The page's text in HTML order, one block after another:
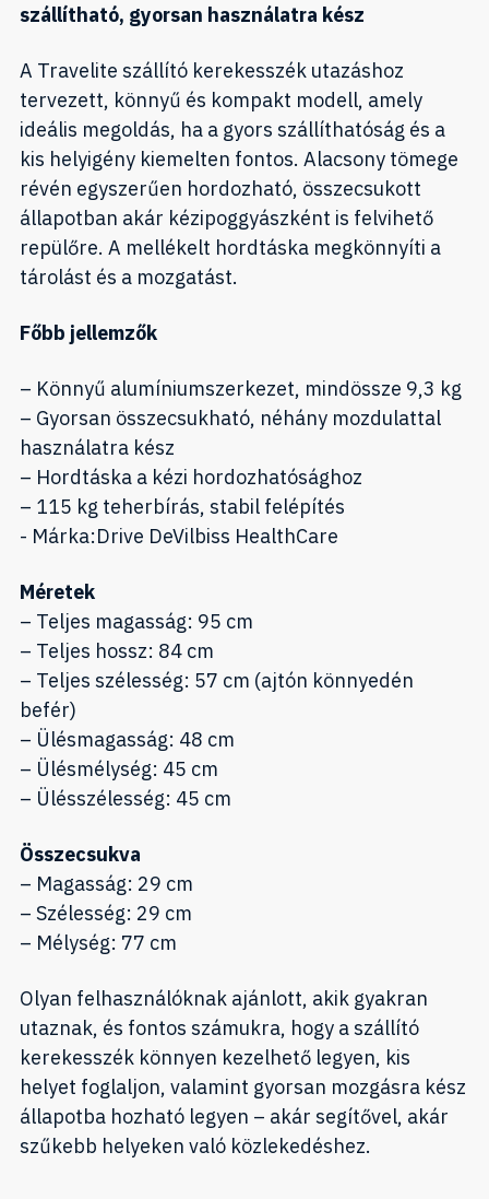
szállítható, gyorsan használatra kész
A Travelite szállító kerekesszék utazáshoz
tervezett, könnyű és kompakt modell, amely
ideális megoldás, ha a gyors szállíthatóság és a
kis helyigény kiemelten fontos. Alacsony tömege
révén egyszerűen hordozható, összecsukott
állapotban akár kézipoggyászként is felvihető
repülőre. A mellékelt hordtáska megkönnyíti a
tárolást és a mozgatást.
Főbb jellemzők
– Könnyű alumíniumszerkezet, mindössze 9,3 kg
– Gyorsan összecsukható, néhány mozdulattal
használatra kész
– Hordtáska a kézi hordozhatósághoz
– 115 kg teherbírás, stabil felépítés
- Márka:Drive DeVilbiss HealthCare
Méretek
– Teljes magasság: 95 cm
– Teljes hossz: 84 cm
– Teljes szélesség: 57 cm (ajtón könnyedén
befér)
– Ülésmagasság: 48 cm
– Ülésmélység: 45 cm
– Ülésszélesség: 45 cm
Összecsukva
– Magasság: 29 cm
– Szélesség: 29 cm
– Mélység: 77 cm
Olyan felhasználóknak ajánlott, akik gyakran
utaznak, és fontos számukra, hogy a szállító
kerekesszék könnyen kezelhető legyen, kis
helyet foglaljon, valamint gyorsan mozgásra kész
állapotba hozható legyen – akár segítővel, akár
szűkebb helyeken való közlekedéshez.